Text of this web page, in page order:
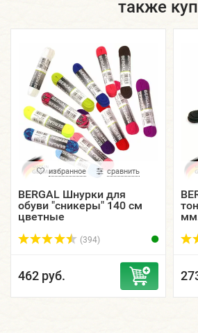
также
избранное сравнить
BERGAL Шнурки для
обуви "сникеры" 140 см
цветные
(394)
462 руб.